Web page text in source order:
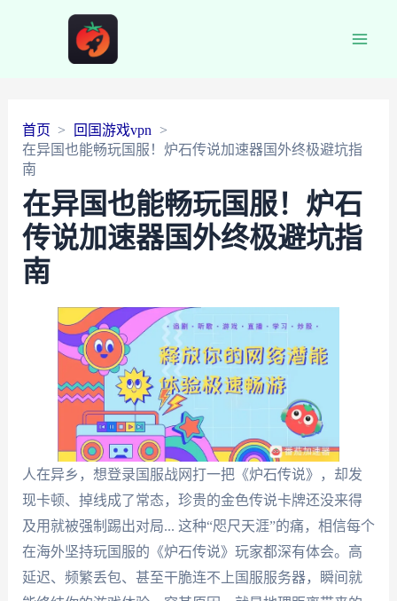
首页
回国游戏vpn
在异国也能畅玩国服！炉石传说加速器国外终极避坑指
南
在异国也能畅玩国服！炉石
传说加速器国外终极避坑指
南
人在异乡，想登录国服战网打一把《炉石传说》，却发
现卡顿、掉线成了常态，珍贵的金色传说卡牌还没来得
及用就被强制踢出对局... 这种“咫尺天涯”的痛，相信每个
在海外坚持玩国服的《炉石传说》玩家都深有体会。高
延迟、频繁丢包、甚至干脆连不上国服服务器，瞬间就